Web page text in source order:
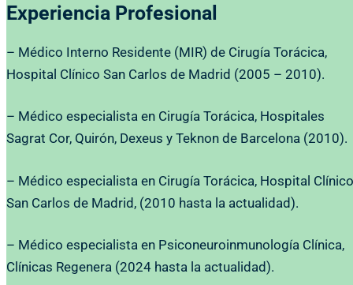
Experiencia Profesional
– Médico Interno Residente (MIR) de Cirugía Torácica,
Hospital Clínico San Carlos de Madrid (2005 – 2010).
– Médico especialista en Cirugía Torácica, Hospitales
Sagrat Cor, Quirón, Dexeus y Teknon de Barcelona (2010).
– Médico especialista en Cirugía Torácica, Hospital Clínico
San Carlos de Madrid, (2010 hasta la actualidad).
– Médico especialista en Psiconeuroinmunología Clínica,
Clínicas Regenera (2024 hasta la actualidad).